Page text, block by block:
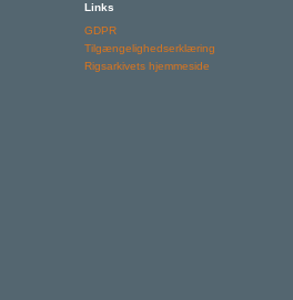
Links
GDPR
Tilgængelighedserklæring
Rigsarkivets hjemmeside